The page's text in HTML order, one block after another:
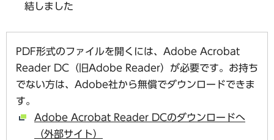
結しました
PDF形式のファイルを開くには、Adobe Acrobat
Reader DC（旧Adobe Reader）が必要です。お持ち
でない方は、Adobe社から無償でダウンロードできま
す。
Adobe Acrobat Reader DCのダウンロードへ
（外部サイト）